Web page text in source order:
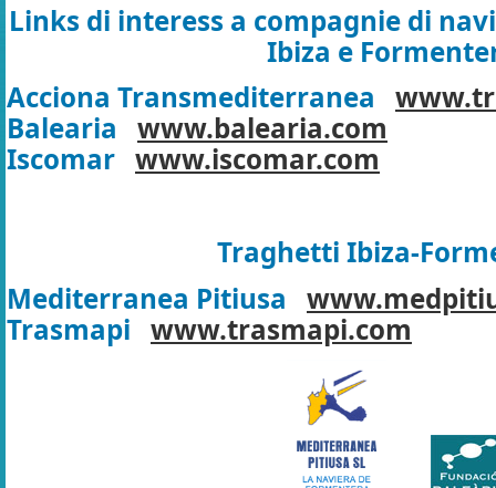
Links di interess a compagnie di
Ibiza e
Acciona Transmediterranea
Balearia
www.balearia.com
Iscomar www.iscomar.com
Traghetti Ibiza-
Mediterranea Pitiusa
Trasmapi www.trasmapi.com